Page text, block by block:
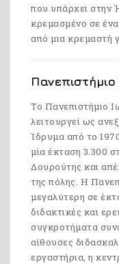
που υπάρχει στην
κρεμασμένο σε
από μια κρεμαστή
Πανεπιστήμιο
Το Πανεπιστήμιο
λειτουργεί ως
Ίδρυμα από το
μία έκταση 3.300
Δουρούτης και
της πόλης. Η
μεγαλύτερη σε
διδακτικές και
συγκροτήματα
αίθουσες
εργαστήρια, η